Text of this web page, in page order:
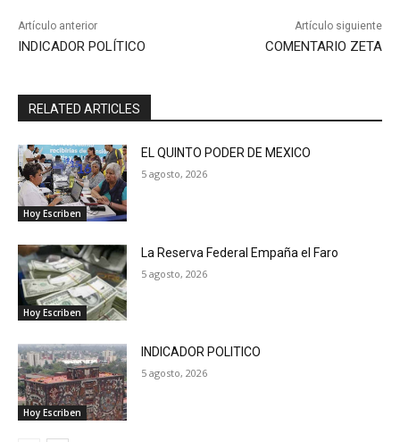
Artículo anterior
INDICADOR POLÍTICO
Artículo siguiente
COMENTARIO ZETA
RELATED ARTICLES
Hoy Escriben
EL QUINTO PODER DE MEXICO
5 agosto, 2026
Hoy Escriben
La Reserva Federal Empaña el Faro
5 agosto, 2026
Hoy Escriben
INDICADOR POLITICO
5 agosto, 2026